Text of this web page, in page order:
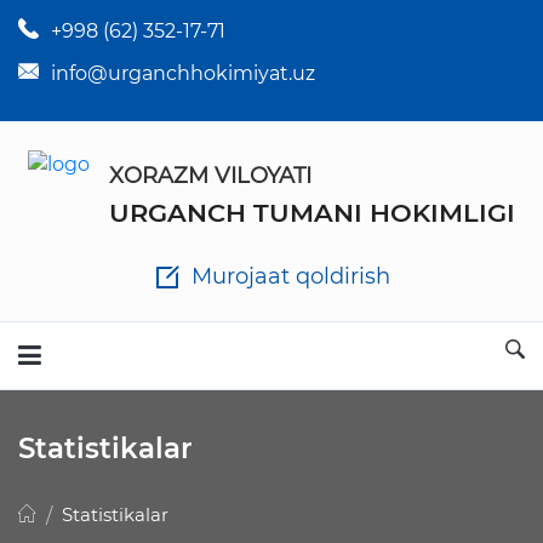
+998 (62) 352-17-71
info@urganchhokimiyat.uz
XORAZM VILOYATI
URGANCH TUMANI HOKIMLIGI
Murojaat qoldirish
Tuman hokim qarorlari
Tuman hokimi farmoyishlari
Tuman hokimligi ish yuritish yo'riqnomasi
Statistikalar
Statistikalar